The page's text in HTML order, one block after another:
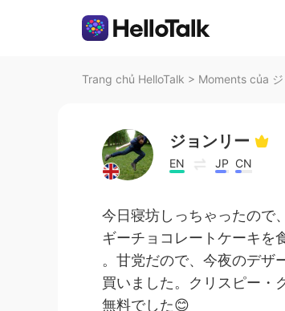
Trang chủ HelloTalk > Moments của
ジョンリー
EN JP CN
今日寝坊しっちゃったので
ギーチョコレートケーキを
。甘党だので、今夜のデザ
買いました。クリスピー・
無料でした😊